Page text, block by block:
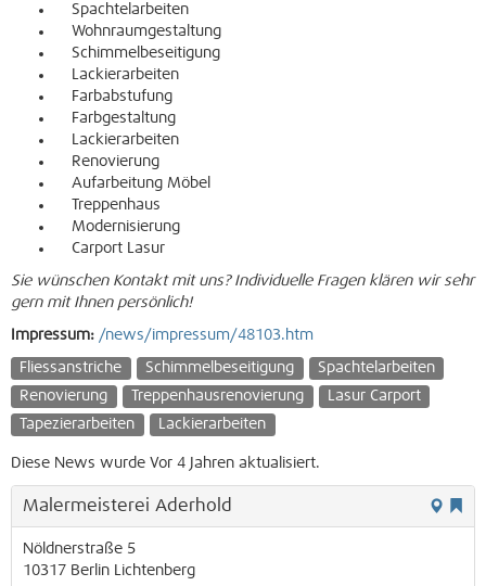
Spachtelarbeiten
Wohnraumgestaltung
Schimmelbeseitigung
Lackierarbeiten
Farbabstufung
Farbgestaltung
Lackierarbeiten
Renovierung
Aufarbeitung Möbel
Treppenhaus
Modernisierung
Carport Lasur
Sie wünschen Kontakt mit uns? Individuelle Fragen klären wir sehr
gern mit Ihnen persönlich!
Impressum: /news/impressum/48103.htm
Fliessanstriche Schimmelbeseitigung
Spachtelarbeiten
Renovierung
Treppenhausrenovierung
Lasur Carport
Tapezierarbeiten
Lackierarbeiten
Diese News wurde Vor 4 Jahren aktualisiert.
Malermeisterei Aderhold
Nöldnerstraße 5
10317 Berlin Lichtenberg